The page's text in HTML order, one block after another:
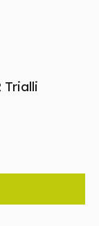
Trialli